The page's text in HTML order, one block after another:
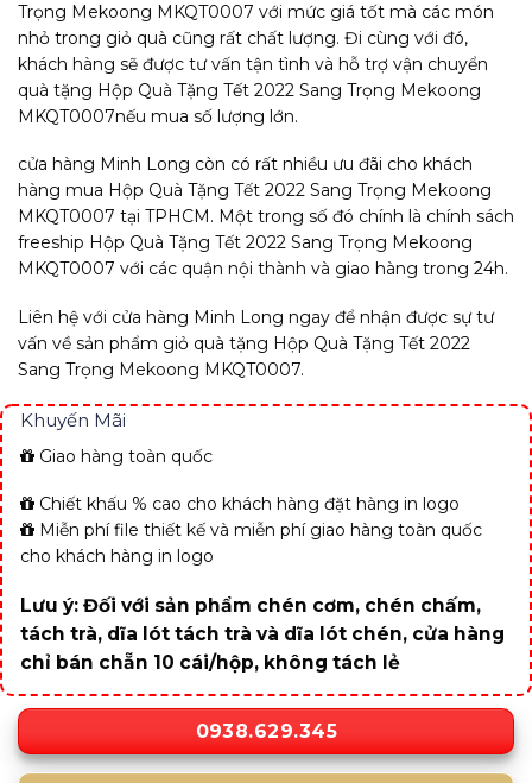
Trọng Mekoong MKQT0007 với mức giá tốt mà các món
nhỏ trong giỏ quà cũng rất chất lượng. Đi cùng với đó,
khách hàng sẽ được tư vấn tận tình và hỗ trợ vận chuyển
quà tặng Hộp Quà Tặng Tết 2022 Sang Trọng Mekoong
MKQT0007nếu mua số lượng lớn.
cửa hàng Minh Long còn có rất nhiều ưu đãi cho khách
hàng mua Hộp Quà Tặng Tết 2022 Sang Trọng Mekoong
MKQT0007 tại TPHCM. Một trong số đó chính là chính sách
freeship Hộp Quà Tặng Tết 2022 Sang Trọng Mekoong
MKQT0007 với các quận nội thành và giao hàng trong 24h.
Liên hệ với cửa hàng Minh Long ngay để nhận được sự tư
vấn về sản phẩm giỏ quà tặng Hộp Quà Tặng Tết 2022
Sang Trọng Mekoong MKQT0007.
Khuyến Mãi
Giao hàng toàn quốc
Chiết khấu % cao cho khách hàng đặt hàng in logo
Miễn phí file thiết kế và miễn phí giao hàng toàn quốc
cho khách hàng in logo
Lưu ý: Đối với sản phẩm chén cơm, chén chấm,
tách trà, dĩa lót tách trà và dĩa lót chén, cửa hàng
chỉ bán chẵn 10 cái/hộp, không tách lẻ
0938.629.345